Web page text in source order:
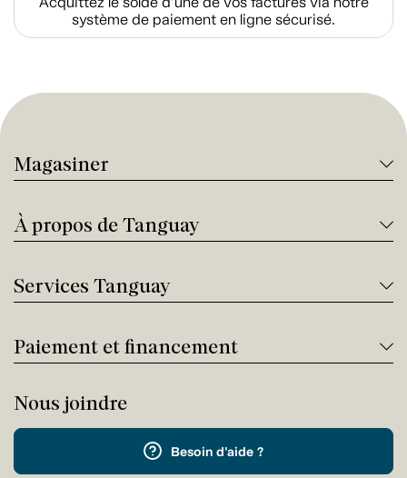
système de paiement en ligne sécurisé.
Magasiner
À propos de Tanguay
Services Tanguay
Paiement et financement
Nous joindre
Besoin d'aide ?